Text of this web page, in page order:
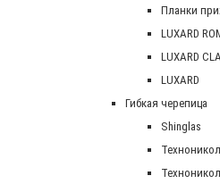
Планки
LUXARD
LUXARD
LUXARD
Гибкая черепица
Shinglas